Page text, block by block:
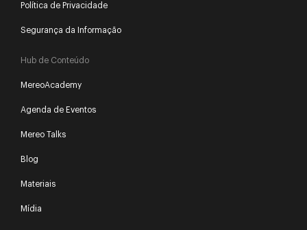
Política de Privacidade
Segurança da Informação
Hub de Conteúdo
MereoAcademy
Agenda de Eventos
Mereo Talks
Blog
Materiais
Mídia